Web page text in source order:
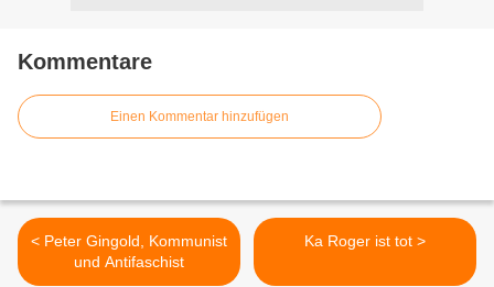
Kommentare
Einen Kommentar hinzufügen
< Peter Gingold, Kommunist
und Antifaschist
Ka Roger ist tot >